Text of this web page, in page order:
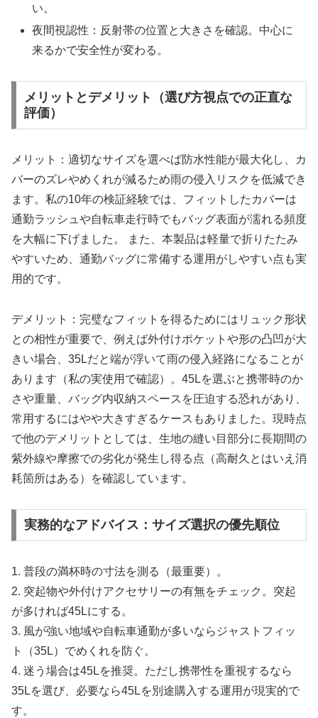
い。
夜間視認性：反射帯の位置と大きさを確認。中心に
来るかで安全性が変わる。
メリットとデメリット（選び方視点での正直な
評価）
メリット：適切なサイズを選べば防水性能が最大化し、カ
バーのズレやめくれが減るため雨の侵入リスクを低減でき
ます。私の10年の検証経験では、フィットしたカバーは
通勤ラッシュや自転車走行時でもバッグ表面が濡れる頻度
を大幅に下げました。 また、本製品は軽量で折りたたみ
やすいため、通勤バッグに常備する運用がしやすい点も実
用的です。
デメリット：完璧なフィットを得るためにはリュック形状
との相性が重要で、例えば外付けポケットや形の凸凹が大
きい場合、35Lだと端が浮いて雨の侵入経路になることが
あります（私の実使用で確認）。45Lを選ぶと携帯時のか
さや重量、バッグ内収納スペースを圧迫する恐れがあり、
常用するにはやや大きすぎるケースもありました。現時点
で他のデメリットとしては、生地の縫い目部分に長期間の
紫外線や摩擦での劣化が発生し得る点（高耐久とはいえ消
耗箇所はある）を確認しています。
実務的なアドバイス：サイズ選択の優先順位
1. 普段の満杯時の寸法を測る（最重要）。
2. 突起物や外付けアクセサリーの有無をチェック。突起
が多ければ45Lにする。
3. 風が強い地域や自転車通勤が多いならジャストフィッ
ト（35L）でめくれを防ぐ。
4. 迷う場合は45Lを推奨。ただし携帯性を重視するなら
35Lを選び、必要なら45Lを別途購入する運用が現実的で
す。